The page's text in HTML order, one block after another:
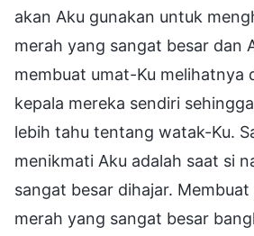
akan Aku gunakan untuk
merah yang sangat besar dan
membuat umat-Ku melihatnya
kepala mereka sendiri
lebih tahu tentang watak-Ku.
menikmati Aku adalah saat si
sangat besar dihajar.
merah yang sangat besar